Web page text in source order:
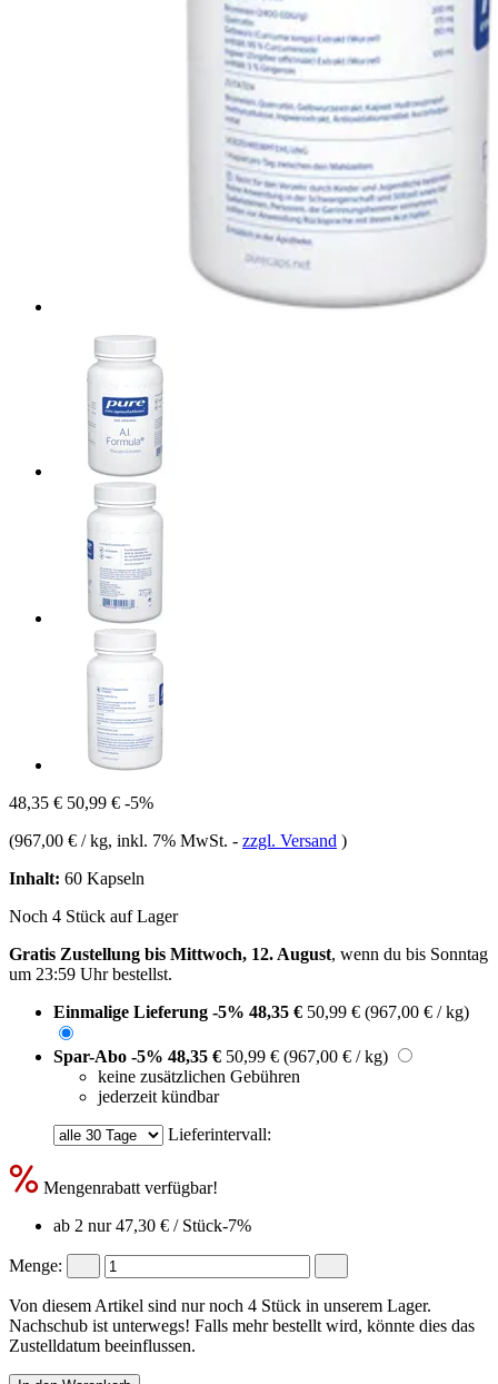
48,35 € 50,99 € -5%
(967,00 € / kg, inkl. 7% MwSt. - zzgl. Versand )
Inhalt: 60 Kapseln
Noch 4 Stück auf Lager
Gratis Zustellung bis Mittwoch, 12. August, wenn du bis Sonntag
um 23:59 Uhrbestellst.
Einmalige Lieferung -5% 48,35 € 50,99 € (967,00 € / kg)
Spar-Abo -5% 48,35 € 50,99 € (967,00 € / kg)
keine zusätzlichen Gebühren
jederzeit kündbar
Lieferintervall:
Mengenrabatt verfügbar!
ab 2 nur47,30 € / Stück-7%
Menge:
Von diesem Artikel sind nur noch 4 Stück in unserem Lager.
Nachschub ist unterwegs! Falls mehr bestellt wird, könnte dies das
Zustelldatum beeinflussen.